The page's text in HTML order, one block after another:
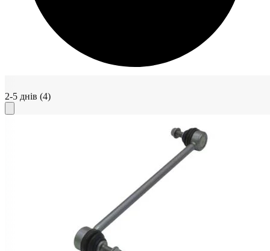
2-5 днів (4)